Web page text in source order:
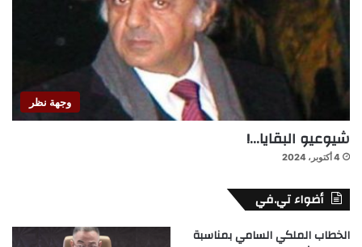
وجهة نظر
شيوعيو البقايا…!
4 أكتوبر، 2024
أضواء تي.في
الخطاب الملكي السامي بمناسبة